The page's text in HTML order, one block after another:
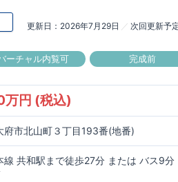
更新日 2026年7月29日 次回更新予
ーチャル内覧可 完成前
円 (税込)
府市北山町３丁目193番(地番)
線 共和駅まで徒歩27分 または バス9